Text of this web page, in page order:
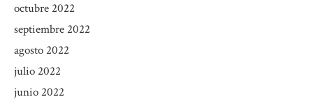
octubre 2022
septiembre 2022
agosto 2022
julio 2022
junio 2022